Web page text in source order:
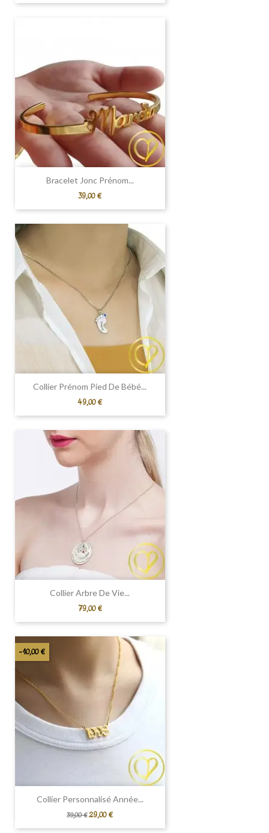
Bracelet Jonc Prénom...
Prix
39,00 €
Collier Prénom Pied De Bébé...
Prix
49,00 €
Collier Arbre De Vie...
Prix
79,00 €
Collier Personnalisé Année...
Prix
de
39,00 €Prix
29,00 €
-10,00 €